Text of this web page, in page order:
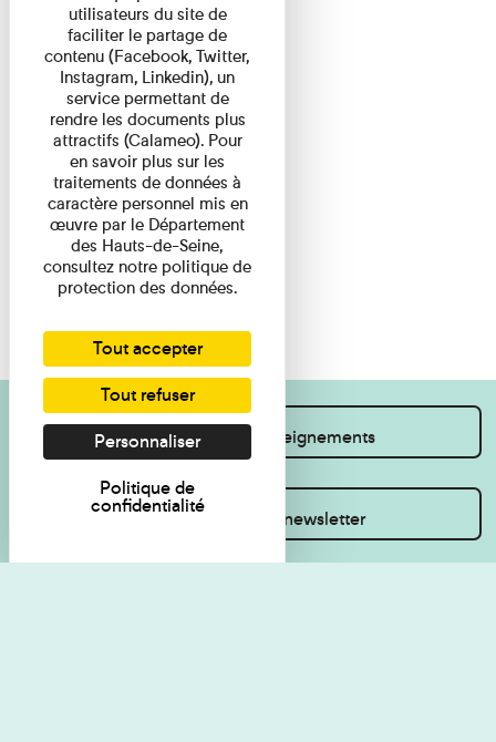
Je souhaite des renseignements
Inscrivez-vous à la newsletter
utilisateurs du site de
faciliter le partage de
contenu (Facebook, Twitter,
Instagram, Linkedin), un
service permettant de
rendre les documents plus
attractifs (Calameo). Pour
en savoir plus sur les
traitements de données à
caractère personnel mis en
œuvre par le Département
des Hauts-de-Seine,
consultez notre politique de
protection des données.
Tout accepter
Tout refuser
Personnaliser
Politique de
confidentialité